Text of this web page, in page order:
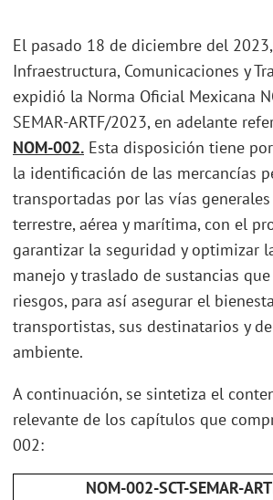
El pasado 18 de diciembre del
Infraestructura, Comunicaciones y
expidió la Norma Oficial Mexicana
SEMAR-ARTF/2023, en adelante
NOM-002. Esta disposición tiene
la identificación de las mercancías
transportadas por las vías
terrestre, aérea y marítima, con el
garantizar la seguridad y optimizar
manejo y traslado de sustancias
riesgos, para así asegurar el
transportistas, sus destinatarios y
ambiente.
A continuación, se sintetiza el
relevante de los capítulos que
002:
NOM-002-SCT-SEMAR-